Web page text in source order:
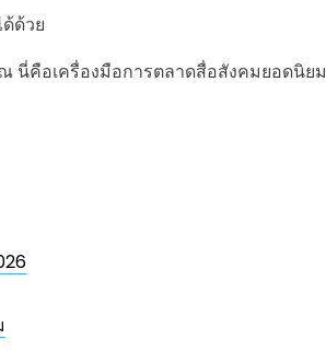
ด้วย
นี่คือเครื่องมือการตลาดสื่อสังคมยอดนิยม